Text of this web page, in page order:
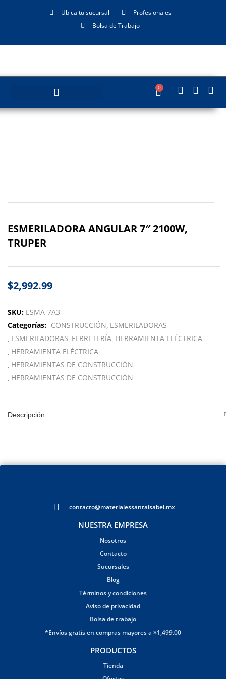
Ubica tu sucursal
Profesionales
Bolsa de Trabajo
0
ESMERILADORA ANGULAR 7″ 2100W,
TRUPER
$2,992.99
SKU: ESMA-7A3
Categorías: CONSTRUCCIÓN ESMERILADORAS
ESMERILADORAS FERRETERÍA HERRAMIENTA ELÉCTRICA
HERRAMIENTA ELÉCTRICA
HERRAMIENTAS DE CONSTRUCCIÓN
HERRAMIENTAS DE CONSTRUCCIÓN
Descripción
contacto@materialessantaisabel.mx
NUESTRA EMPRESA
Nosotros
Contacto
Sucursales
Blog
Términos y condiciones
Aviso de privacidad
Bolsa de trabajo
*Envíos gratis en compras mayores a $1,499.00
PRODUCTOS
Tienda